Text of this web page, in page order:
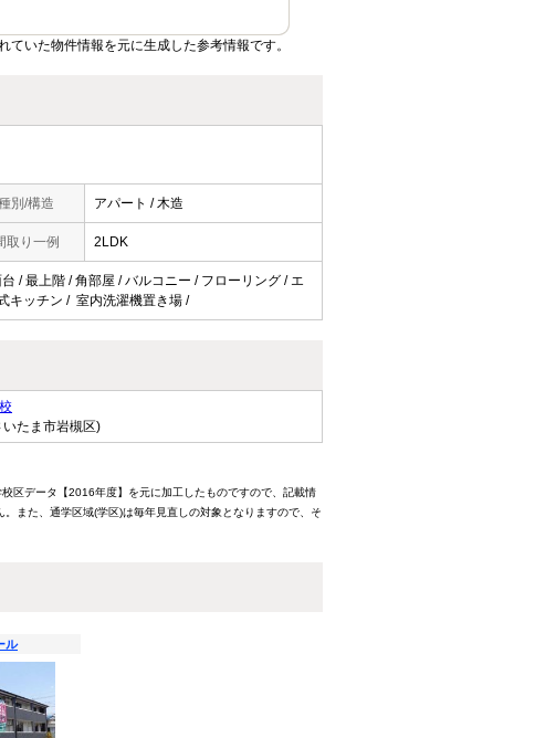
いた物件情報を元に生成した参考情報です。
別/構造 アパート / 木造
取り一例 2LDK
/ 最上階 / 角部屋 / バルコニー / フローリング / エ
キッチン / 室内洗濯機置き場 /
たま市岩槻区)
区データ【2016年度】を元に加工したものですので、記載情
また、通学区域(学区)は毎年見直しの対象となりますので、そ
ル